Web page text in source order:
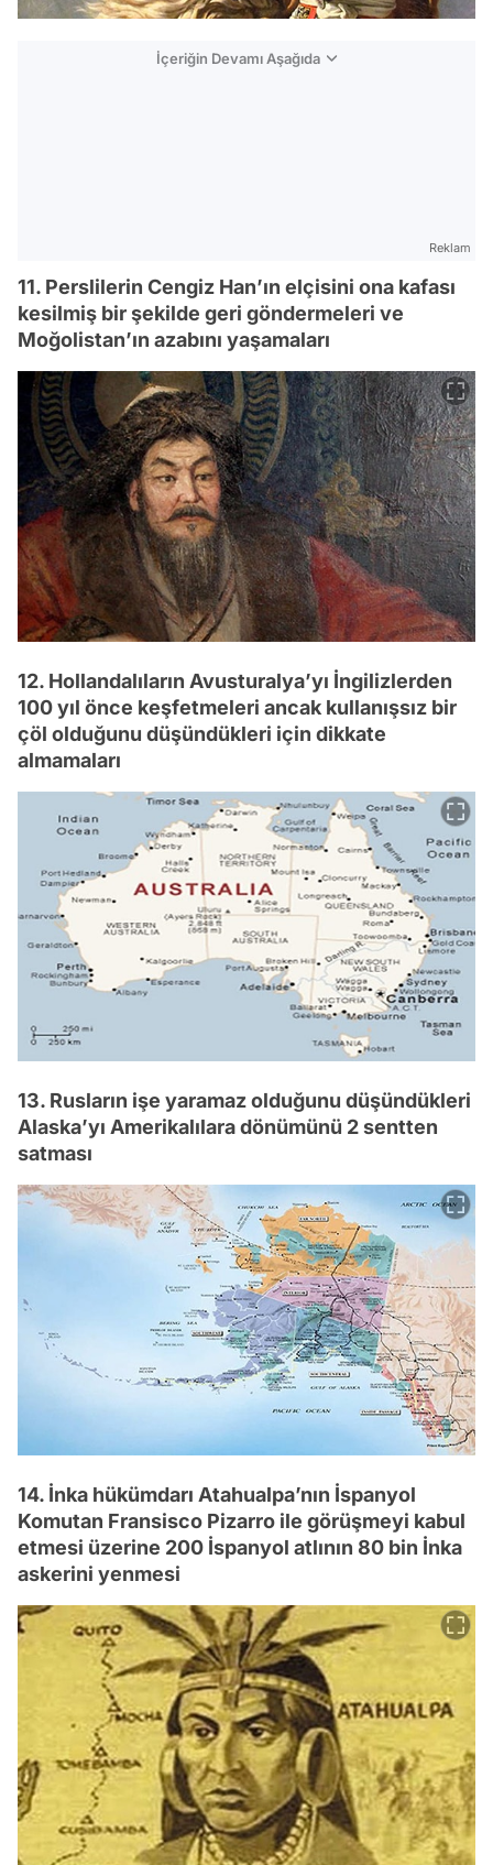
İçeriğin Devamı Aşağıda
Reklam
11. Perslilerin Cengiz Han’ın elçisini ona kafası
kesilmiş bir şekilde geri göndermeleri ve
Moğolistan’ın azabını yaşamaları
12. Hollandalıların Avusturalya’yı İngilizlerden
100 yıl önce keşfetmeleri ancak kullanışsız bir
çöl olduğunu düşündükleri için dikkate
almamaları
13. Rusların işe yaramaz olduğunu düşündükleri
Alaska’yı Amerikalılara dönümünü 2 sentten
satması
14. İnka hükümdarı Atahualpa’nın İspanyol
Komutan Fransisco Pizarro ile görüşmeyi kabul
etmesi üzerine 200 İspanyol atlının 80 bin İnka
askerini yenmesi